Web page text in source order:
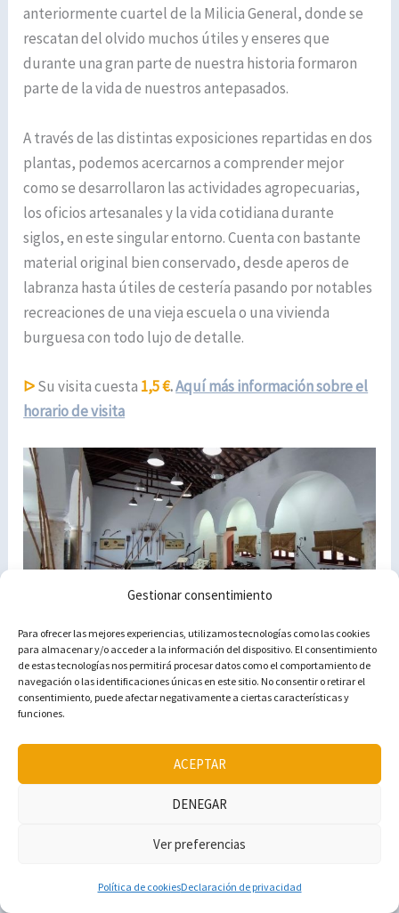
Gestionar consentimiento
Para ofrecer las mejores experiencias, utilizamos tecnologías como las cookies
para almacenar y/o acceder a la información del dispositivo. El consentimiento
de estas tecnologías nos permitirá procesar datos como el comportamiento de
navegación o las identificaciones únicas en este sitio. No consentir o retirar el
consentimiento, puede afectar negativamente a ciertas características y
funciones.
ACEPTAR
DENEGAR
Ver preferencias
Política de cookiesDeclaración de privacidad
anteriormente cuartel de la Milicia General, donde se
rescatan del olvido muchos útiles y enseres que
durante una gran parte de nuestra historia formaron
parte de la vida de nuestros antepasados.
A través de las distintas exposiciones repartidas en dos
plantas, podemos acercarnos a comprender mejor
como se desarrollaron las actividades agropecuarias,
los oficios artesanales y la vida cotidiana durante
siglos, en este singular entorno. Cuenta con bastante
material original bien conservado, desde aperos de
labranza hasta útiles de cestería pasando por notables
recreaciones de una vieja escuela o una vivienda
burguesa con todo lujo de detalle.
ᐅSu visita cuesta 1,5 €.Aquí más información sobre el
horario de visita
Ver atardecer en Medina Sidonia
tiñe la Comarca de colores y es una experiencia